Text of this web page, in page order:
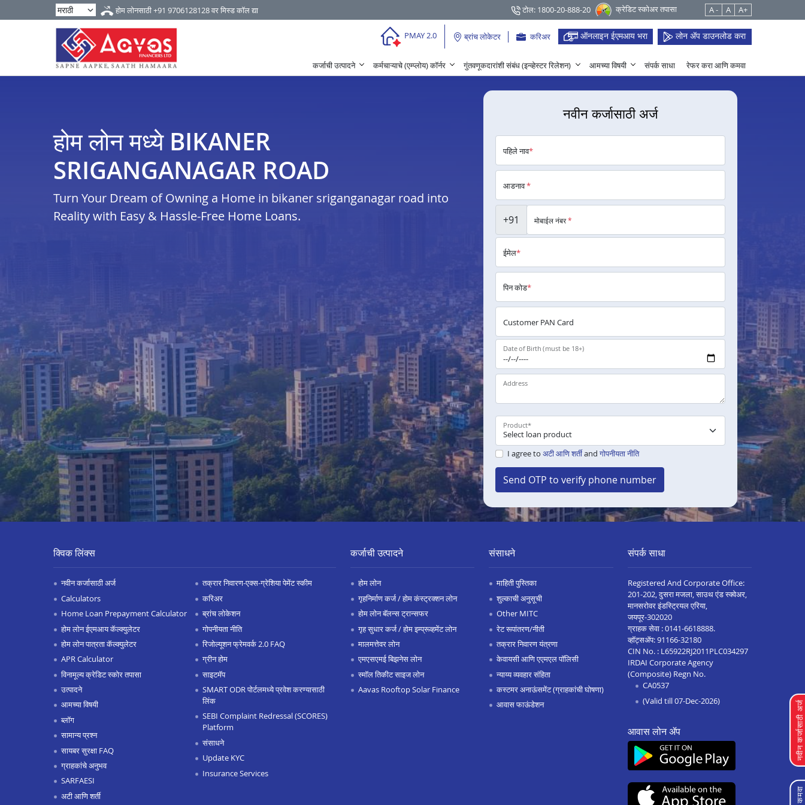
होम लोनसाठी+91 9706128128वर मिस्ड कॉल द्या टोल: 1800-20-888-20 क्रेडिट स्कोअर तपासा A - A A+
PMAY 2.0 ब्रांच लोकेटर करिअर ऑनलाइन ईएमआय भरा लोन ॲप डाउनलोड करा
कर्जाची उत्पादने कर्मचाऱ्याचे (एम्प्लोय) कॉर्नर गुंतवणूकदारांशी संबंध (इन्व्हेस्टर रिलेशन) आमच्या विषयी संपर्क साधा रेफर करा आणि कमवा
होम लोन मध्ये BIKANER
SRIGANGANAGAR ROAD
Turn Your Dream of Owning a Home in bikaner sriganganagar road into
Reality with Easy & Hassle-Free Home Loans.
नवीन कर्जासाठी अर्ज
पहिले नाव*
आडनाव*
+91 मोबाईल नंबर*
ईमेल*
पिन कोड*
Customer PAN Card
Date of Birth (must be 18+)
Address
Product*
I agree to अटी आणि शर्तीand गोपनीयता नीति
Send OTP to verify phone number
नवीन कर्जासाठी अर्ज
क्विक लिंक्स
नवीन कर्जासाठी अर्ज
Calculators
Home Loan Prepayment Calculator
होम लोन ईएमआय कॅल्क्युलेटर
होम लोन पात्रता कॅल्क्युलेटर
APR Calculator
विनामूल्य क्रेडिट स्कोर तपासा
उत्पादने
आमच्या विषयी
ब्लॉग
सामान्य प्रश्न
सायबर सुरक्षा FAQ
ग्राहकांचे अनुभव
SARFAESI
अटी आणि शर्ती
तक्रार निवारण-एक्स-ग्रेशिया पेमेंट स्कीम
करिअर
ब्रांच लोकेशन
गोपनीयता नीति
रिजोल्यूशन फ्रेमवर्क 2.0 FAQ
ग्रीन होम
साइटमॅप
SMART ODR पोर्टलमध्ये प्रवेश करण्यासाठी
लिंक
SEBI Complaint Redressal (SCORES)
Platform
संसाधने
Update KYC
Insurance Services
कर्जाची उत्पादने
होम लोन
गृहनिर्माण कर्ज / होम कंस्ट्रक्शन लोन
होम लोन बॅलन्स ट्रान्सफर
गृह सुधार कर्ज / होम इम्प्रूव्हमेंट लोन
मालमत्तेवर लोन
एमएसएमई बिझनेस लोन
स्मॉल तिकीट साइज लोन
Aavas Rooftop Solar Finance
संसाधने
माहिती पुस्तिका
शुल्काची अनुसूची
Other MITC
रेट रूपांतरण/नीती
तक्रार निवारण यंत्रणा
केवायसी आणि एएमएल पॉलिसी
न्याय्य व्यवहार संहिता
कस्टमर अनाऊंसमेंट (ग्राहकांची घोषणा)
आवास फाऊंडेशन
संपर्क साधा
Registered And Corporate Office:
201-202, दुसरा मजला, साउथ एंड स्क्वेअर,
मानसरोवर इंडस्ट्रियल एरिया,
जयपूर-302020
ग्राहक सेवा :0141-6618888.
व्हॉट्सॲप:91166-32180
CIN No. : L65922RJ2011PLC034297
IRDAI Corporate Agency
(Composite) Regn No.
CA0537
(Valid till 07-Dec-2026)
आवास लोन ॲप